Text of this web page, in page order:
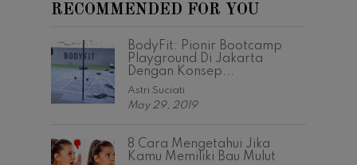
RECOMMENDED FOR YOU
BodyFit: Pionir Bootcamp
Playground Di Jakarta
Dengan Konsep...
Astri Suciati
May 29, 2019
8 Cara Mengetahui Jika
Kamu Memiliki Bau Mulut